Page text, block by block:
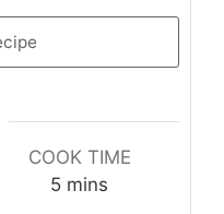
COOK TIME
5minutes
mins